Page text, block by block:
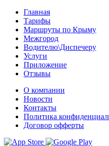
Главная
Тарифы
Маршруты по Крыму
Межгород
Водителю\Диспечеру
Услуги
Приложение
Отзывы
О компании
Новости
Контакты
Политика
Договор офферты